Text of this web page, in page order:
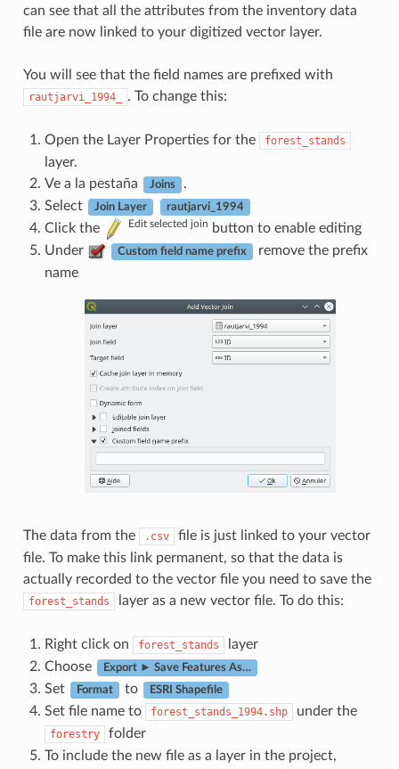
can see that all the attributes from the inventory data
file are now linked to your digitized vector layer.
You will see that the field names are prefixed with
rautjarvi_1994_ . To change this:
Open the Layer Properties for the forest_stands
layer.
Ve a la pestaña
Joins
.
Select
Join Layer rautjarvi_1994
Click the Edit selected join button to enable editing
Under
Custom field name prefix
remove the prefix
name
The data from the .csv
file is just linked to your vector
file. To make this link permanent, so that the data is
actually recorded to the vector file you need to save the
forest_stands layer as a new vector file. To do this:
Right click on forest_stands
layer
Choose
Export ► Save Features As…
Set Format to ESRI Shapefile
Set file name to forest_stands_1994.shp under the
forestry
folder
To include the new file as a layer in the project,